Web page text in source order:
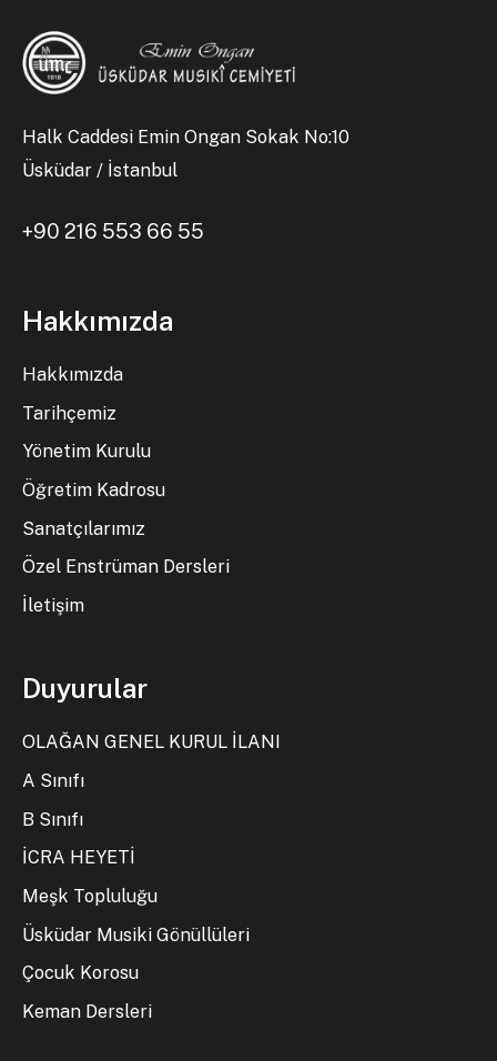
Halk Caddesi Emin Ongan Sokak No:10
Üsküdar / İstanbul
+90 216 553 66 55
Hakkımızda
Hakkımızda
Tarihçemiz
Yönetim Kurulu
Öğretim Kadrosu
Sanatçılarımız
Özel Enstrüman Dersleri
İletişim
Duyurular
OLAĞAN GENEL KURUL İLANI
A Sınıfı
B Sınıfı
İCRA HEYETİ
Meşk Topluluğu
Üsküdar Musiki Gönüllüleri
Çocuk Korosu
Keman Dersleri